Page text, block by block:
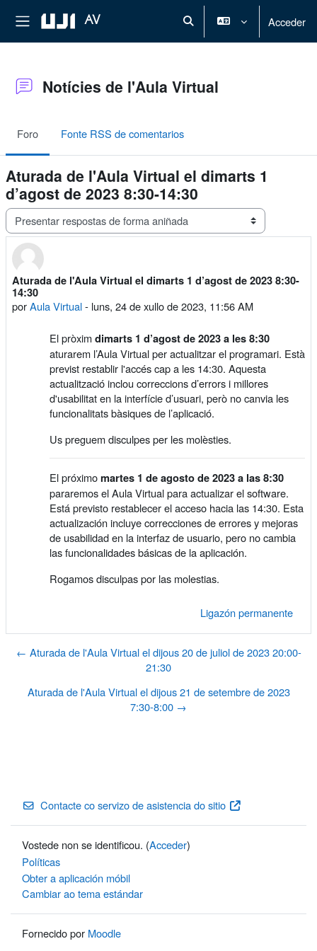
Panel lateral
AV Alternar a entrada de busca
Acceder
Notícies de l'Aula Virtual
Foro Fonte RSS de comentarios
Aturada de l'Aula Virtual el dimarts 1
d’agost de 2023 8:30-14:30
Modo de presentación
Aturada de l'Aula Virtual el dimarts 1 d’agost de 2023 8:30-
14:30
porAula Virtual- luns, 24 de xullo de 2023, 11:56 AM
Número de respostas: 0
El pròximdimarts 1 d’agost de 2023 a les 8:30
aturarem l’Aula Virtual per actualitzar el programari. Està
previst restablir l'accés cap a les 14:30. Aquesta
actualització inclou correccions d’errors i millores
d'usabilitat en la interfície d’usuari, però no canvia les
funcionalitats bàsiques de l’aplicació.
Us preguem disculpes per les molèsties.
El próximomartes 1 de agosto de 2023 a las 8:30
pararemos el Aula Virtual para actualizar el software.
Está previsto restablecer el acceso hacia las 14:30. Esta
actualización incluye correcciones de errores y mejoras
de usabilidad en la interfaz de usuario, pero no cambia
las funcionalidades básicas de la aplicación.
Rogamos disculpas por las molestias.
Ligazón permanente
← Aturada de l'Aula Virtual el dijous 20 de juliol de 2023 20:00-
21:30
Aturada de l'Aula Virtual el dijous 21 de setembre de 2023
7:30-8:00 →
Contacte co servizo de asistencia do sitio
Vostede non se identificou. (Acceder)
Políticas
Obter a aplicación móbil
Cambiar ao tema estándar
Fornecido por Moodle